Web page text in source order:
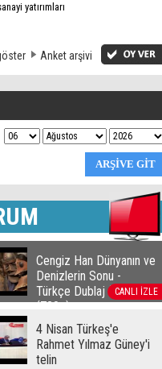
yatırımları
Anket arşivi
CANLI İZLE
Cengiz Han Dünyanın ve
Denizlerin Sonu -
Türkçe Dublaj film izle
(720p)
4 Nisan Türkeş'e
Rahmet Yılmaz Güney'i
telin